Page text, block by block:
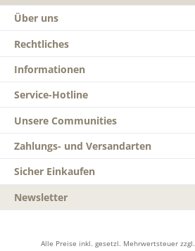
Über uns
Rechtliches
Informationen
Service-Hotline
Unsere Communities
Zahlungs- und Versandarten
Sicher Einkaufen
Newsletter
Alle Preise inkl. gesetzl. Mehrwertsteuer zzgl.